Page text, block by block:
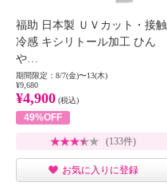
福助 日本製 ＵＶカット・接触
冷感 キシリトール加工 ひん
や…
期間限定：8/7(金)〜13(木)
¥9,680
¥4,900 (税込)
49%OFF
(133件)
お気に入りに登録